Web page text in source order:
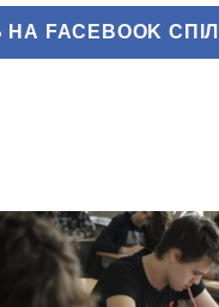
FACEBOOK